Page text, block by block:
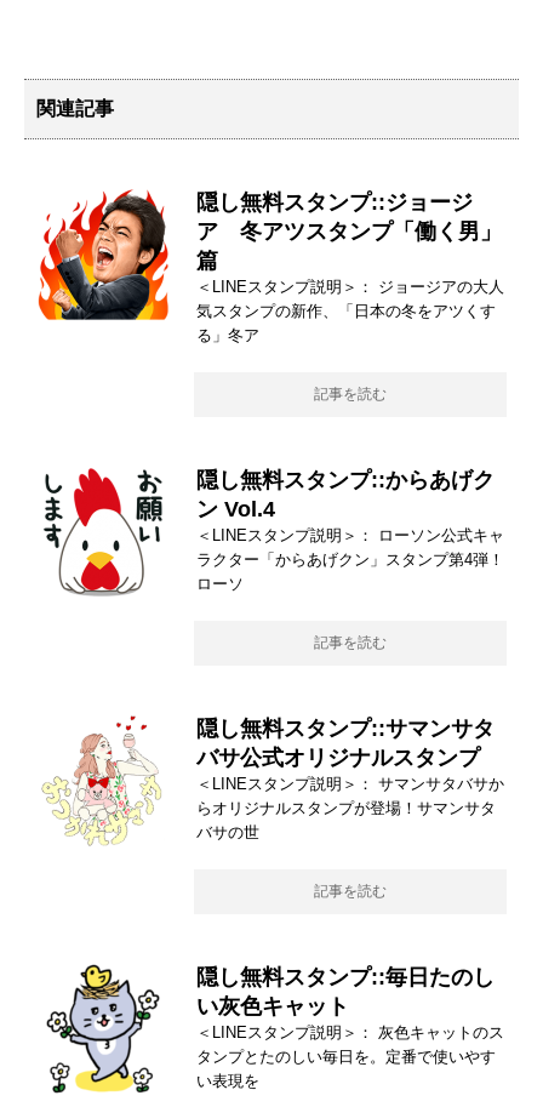
関連記事
隠し無料スタンプ::ジョージ
ア 冬アツスタンプ「働く男」
篇
＜LINEスタンプ説明＞： ジョージアの大人
気スタンプの新作、「日本の冬をアツくす
る」冬ア
記事を読む
隠し無料スタンプ::からあげク
ン Vol.4
＜LINEスタンプ説明＞： ローソン公式キャ
ラクター「からあげクン」スタンプ第4弾！
ローソ
記事を読む
隠し無料スタンプ::サマンサタ
バサ公式オリジナルスタンプ
＜LINEスタンプ説明＞： サマンサタバサか
らオリジナルスタンプが登場！サマンサタ
バサの世
記事を読む
隠し無料スタンプ::毎日たのし
い灰色キャット
＜LINEスタンプ説明＞： 灰色キャットのス
タンプとたのしい毎日を。定番で使いやす
い表現を